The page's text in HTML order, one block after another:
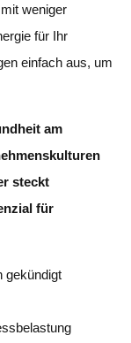
weniger
für Ihr
einfach aus, um
am
steckt
für
gekündigt